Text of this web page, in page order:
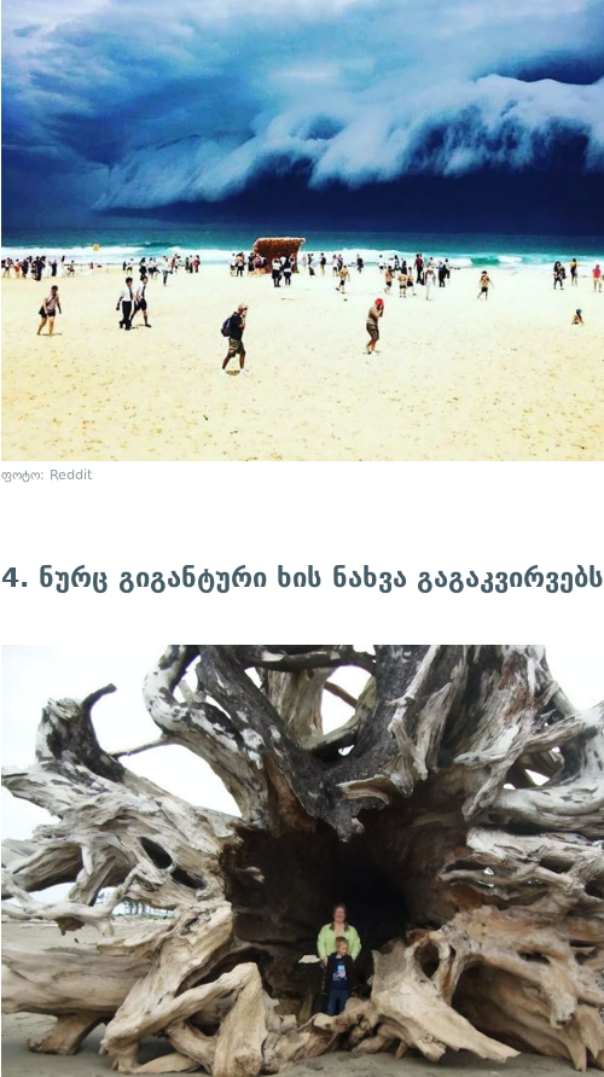
ფოტო: Reddit
4. ნურც გიგანტური ხის ნახვა გაგაკვირვებს